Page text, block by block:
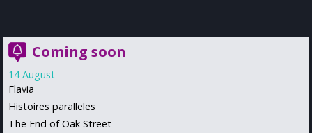
Coming soon
14 August
Flavia
Histoires paralleles
The End of Oak Street